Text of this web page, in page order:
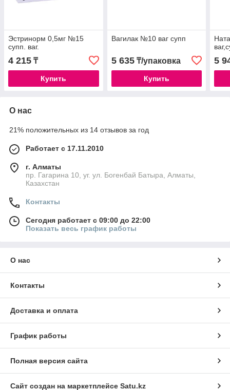
Эстринорм 0,5мг №15
супп. ваг.
4 215 ₸
Купить
Вагилак №10 ваг супп
5 635₸/упаковка
Купить
5
О нас
21% положительных из 14 отзывов за год
Работает с 17.11.2010
г. Алматы
пр. Гагарина 10, уг. ул. Богенбай Батыра, Алматы,
Казахстан
Контакты
Сегодня работает с 09:00 до 22:00
Показать весь график работы
О нас
Контакты
Доставка и оплата
График работы
Полная версия сайта
Сайт создан на маркетплейсе Satu.kz